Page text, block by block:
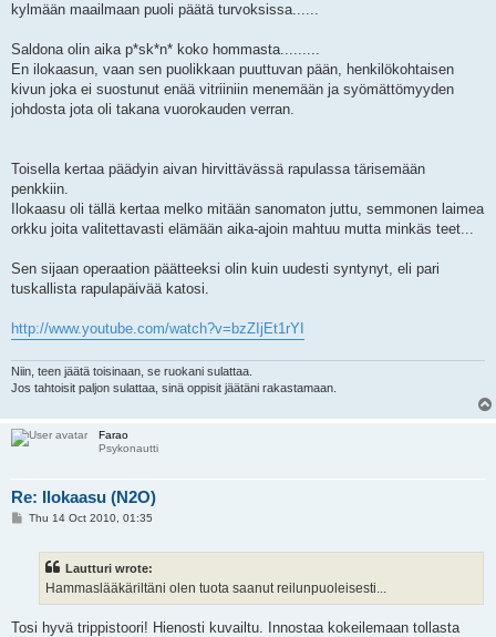
kylmään maailmaan puoli päätä turvoksissa......
Saldona olin aika p*sk*n* koko hommasta.........
En ilokaasun, vaan sen puolikkaan puuttuvan pään, henkilökohtaisen
kivun joka ei suostunut enää vitriiniin menemään ja syömättömyyden
johdosta jota oli takana vuorokauden verran.
Toisella kertaa päädyin aivan hirvittävässä rapulassa tärisemään
penkkiin.
Ilokaasu oli tällä kertaa melko mitään sanomaton juttu, semmonen laimea
orkku joita valitettavasti elämään aika-ajoin mahtuu mutta minkäs teet...
Sen sijaan operaation päätteeksi olin kuin uudesti syntynyt, eli pari
tuskallista rapulapäivää katosi.
http://www.youtube.com/watch?v=bzZIjEt1rYI
Niin, teen jäätä toisinaan, se ruokani sulattaa.
Jos tahtoisit paljon sulattaa, sinä oppisit jäätäni rakastamaan.
Farao
Psykonautti
Re: Ilokaasu (N2O)
PThu 14 Oct 2010, 01:35
Lautturi wrote:
Hammaslääkäriltäni olen tuota saanut reilunpuoleisesti...
Tosi hyvä trippistoori! Hienosti kuvailtu. Innostaa kokeilemaan tollasta